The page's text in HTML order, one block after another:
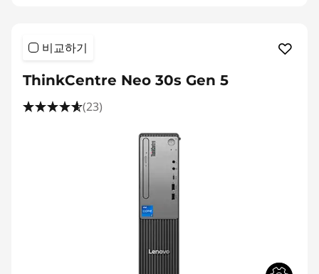
비교하기
ThinkCentre Neo 30s Gen 5
(23)